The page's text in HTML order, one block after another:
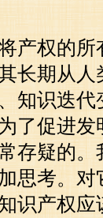
产权的
长期从
知识迭
了促进
存疑的
思考。
识产权